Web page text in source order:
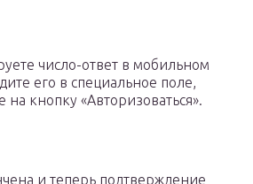
число-ответ в мобильном
его в специальное поле,
на кнопку «Авторизоваться».
и теперь подтверждение